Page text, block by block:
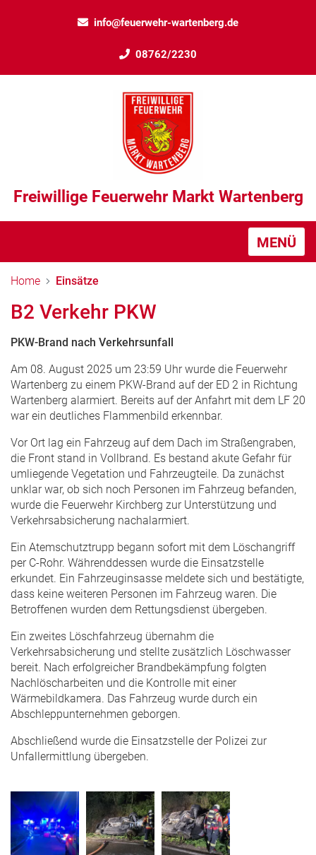
info@feuerwehr-wartenberg.de
08762/2230
Freiwillige Feuerwehr Markt Wartenberg
MENÜ
Home Einsätze
B2 Verkehr PKW
PKW-Brand nach Verkehrsunfall
Am 08. August 2025 um 23:59 Uhr wurde die Feuerwehr
Wartenberg zu einem PKW-Brand auf der ED 2 in Richtung
Wartenberg alarmiert. Bereits auf der Anfahrt mit dem LF 20
war ein deutliches Flammenbild erkennbar.
Vor Ort lag ein Fahrzeug auf dem Dach im Straßengraben,
die Front stand in Vollbrand. Es bestand akute Gefahr für
umliegende Vegetation und Fahrzeugteile. Da zunächst
unklar war, ob sich noch Personen im Fahrzeug befanden,
wurde die Feuerwehr Kirchberg zur Unterstützung und
Verkehrsabsicherung nachalarmiert.
Ein Atemschutztrupp begann sofort mit dem Löschangriff
per C-Rohr. Währenddessen wurde die Einsatzstelle
erkundet. Ein Fahrzeuginsasse meldete sich und bestätigte,
dass keine weiteren Personen im Fahrzeug waren. Die
Betroffenen wurden dem Rettungsdienst übergeben.
Ein zweites Löschfahrzeug übernahm die
Verkehrsabsicherung und stellte zusätzlich Löschwasser
bereit. Nach erfolgreicher Brandbekämpfung folgten
Nachlöscharbeiten und die Kontrolle mit einer
Wärmebildkamera. Das Fahrzeug wurde durch ein
Abschleppunternehmen geborgen.
Abschließend wurde die Einsatzstelle der Polizei zur
Unfallermittlung übergeben.